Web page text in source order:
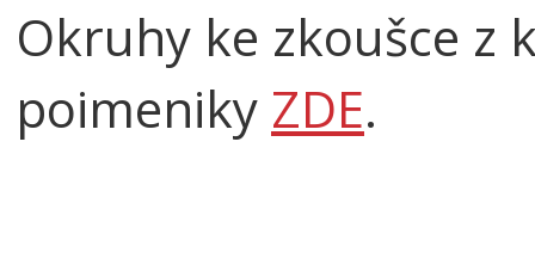
Okruhy ke zkoušce z
poimeniky ZDE.